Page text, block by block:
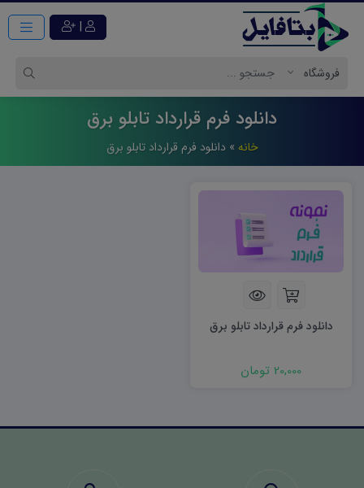
|
دانلود فرم قرارداد تابلو برق
خانه »دانلود فرم قرارداد تابلو برق
دانلود فرم قرارداد تابلو برق
20,000 تومان